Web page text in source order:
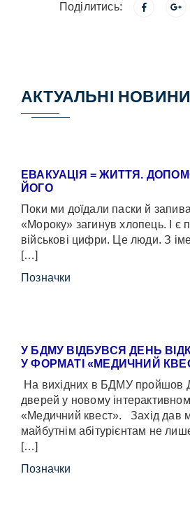
Поділитись:
АКТУАЛЬНІ НОВИНИ
ЕВАКУАЦІЯ = ЖИТТЯ.
ЙОГО
Поки ми доїдали паски й
«Мороку» загинув хлопець. І є
військові цифри. Це люди. З
[…]
Позначки
У БДМУ ВІДБУВСЯ ДЕНЬ
У ФОРМАТІ «МЕДИЧНИЙ
На вихідних в БДМУ пройшов
дверей у новому
«Медичний квест». Захід дав
майбутнім абітурієнтам не
[…]
Позначки